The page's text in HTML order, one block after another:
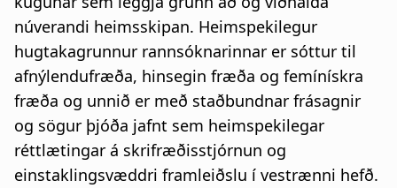
núverandi heimsskipan. Heimspekilegur
hugtakagrunnur rannsóknarinnar er sóttur til
afnýlendufræða, hinsegin fræða og femínískra
fræða og unnið er með staðbundnar frásagnir
og sögur þjóða jafnt sem heimspekilegar
réttlætingar á skrifræðisstjórnun og
einstaklingsvæddri framleiðslu í vestrænni hefð.